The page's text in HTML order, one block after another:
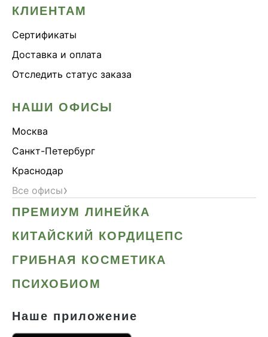
КЛИЕНТАМ
Сертификаты
Доставка и оплата
Отследить статус заказа
НАШИ ОФИСЫ
Москва
Санкт-Петербург
Краснодар
Все офисы›
ПРЕМИУМ ЛИНЕЙКА
КИТАЙСКИЙ КОРДИЦЕПС
ГРИБНАЯ КОСМЕТИКА
ПСИХОБИОМ
Наше приложение